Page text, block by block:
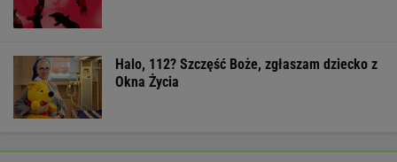
Halo, 112? Szczęść Boże, zgłaszam dziecko z
Okna Życia